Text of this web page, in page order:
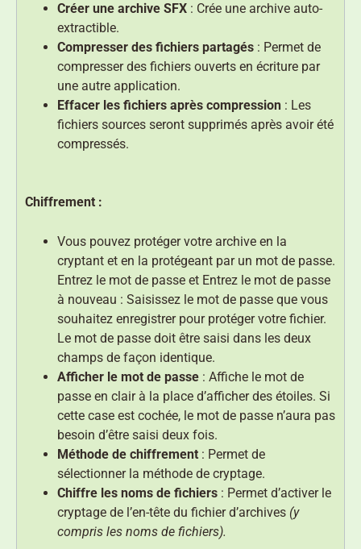
Créer une archive SFX : Crée une archive auto-
extractible.
Compresser des fichiers partagés : Permet de
compresser des fichiers ouverts en écriture par
une autre application.
Effacer les fichiers après compression : Les
fichiers sources seront supprimés après avoir été
compressés.
Chiffrement :
Vous pouvez protéger votre archive en la
cryptant et en la protégeant par un mot de passe.
Entrez le mot de passe et Entrez le mot de passe
à nouveau : Saisissez le mot de passe que vous
souhaitez enregistrer pour protéger votre fichier.
Le mot de passe doit être saisi dans les deux
champs de façon identique.
Afficher le mot de passe : Affiche le mot de
passe en clair à la place d’afficher des étoiles. Si
cette case est cochée, le mot de passe n’aura pas
besoin d’être saisi deux fois.
Méthode de chiffrement : Permet de
sélectionner la méthode de cryptage.
Chiffre les noms de fichiers : Permet d’activer le
cryptage de l’en-tête du fichier d’archives (y
compris les noms de fichiers).